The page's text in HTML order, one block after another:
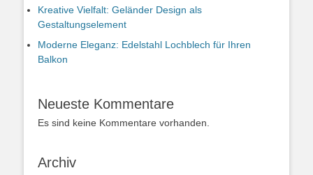
Kreative Vielfalt: Geländer Design als
Gestaltungselement
Moderne Eleganz: Edelstahl Lochblech für Ihren
Balkon
Neueste Kommentare
Es sind keine Kommentare vorhanden.
Archiv